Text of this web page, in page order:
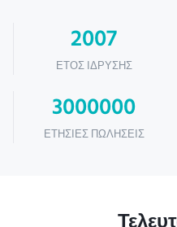
2007
ΈΤΟΣ ΊΔΡΥΣΗΣ
3000000
ΕΤΉΣΙΕΣ ΠΩΛΉΣΕΙΣ